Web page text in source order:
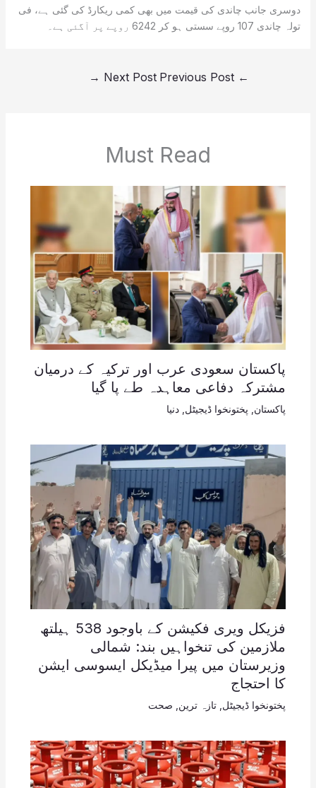
دوسری جانب چاندی کی قیمت میں بھی کمی ریکارڈ کی گئی ہے، فی
تولہ چاندی 107 روپے سستی ہو کر 6242 روپے پر آگئی ہے۔
←
Next Post
→
Must Read
پاکستان سعودی عرب اور ترکیہ کے درمیان
مشترکہ دفاعی معاہدہ طے پا گیا
پاکستان پختونخوا ڈیجیٹل دنیا
فزیکل ویری فکیشن کے باوجود 538 ہیلتھ
ملازمین کی تنخواہیں بند: شمالی
وزیرستان میں پیرا میڈیکل ایسوسی ایشن
کا احتجاج
پختونخوا ڈیجیٹل تازہ ترین صحت